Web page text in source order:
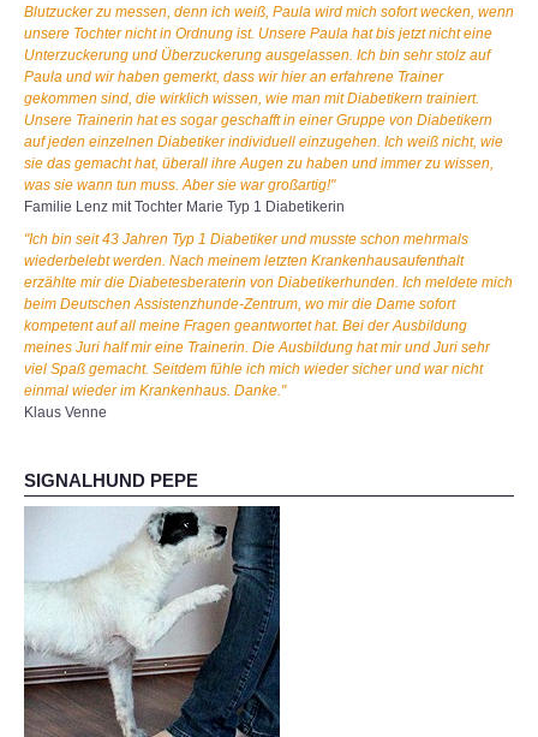
Blutzucker zu messen, denn ich weiß, Paula wird mich sofort wecken, wenn
unsere Tochter nicht in Ordnung ist. Unsere Paula hat bis jetzt nicht eine
Unterzuckerung und Überzuckerung ausgelassen. Ich bin sehr stolz auf
Paula und wir haben gemerkt, dass wir hier an erfahrene Trainer
gekommen sind, die wirklich wissen, wie man mit Diabetikern trainiert.
Unsere Trainerin hat es sogar geschafft in einer Gruppe von Diabetikern
auf jeden einzelnen Diabetiker individuell einzugehen. Ich weiß nicht, wie
sie das gemacht hat, überall ihre Augen zu haben und immer zu wissen,
was sie wann tun muss. Aber sie war großartig!"
Familie Lenz mit Tochter Marie Typ 1 Diabetikerin
"Ich bin seit 43 Jahren Typ 1 Diabetiker und musste schon mehrmals
wiederbelebt werden. Nach meinem letzten Krankenhausaufenthalt
erzählte mir die Diabetesberaterin von Diabetikerhunden. Ich meldete mich
beim Deutschen Assistenzhunde-Zentrum, wo mir die Dame sofort
kompetent auf all meine Fragen geantwortet hat. Bei der Ausbildung
meines Juri half mir eine Trainerin. Die Ausbildung hat mir und Juri sehr
viel Spaß gemacht. Seitdem fühle ich mich wieder sicher und war nicht
einmal wieder im Krankenhaus. Danke."
Klaus Venne
SIGNALHUND PEPE